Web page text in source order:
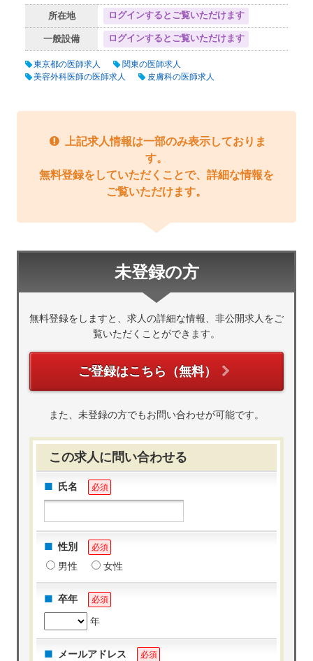
所在地 ログインするとご覧いただけます
一般設備 ログインするとご覧いただけます
東京都の医師求人
関東の医師求人
美容外科医師の医師求人
皮膚科の医師求人
上記求人情報は一部のみ表示しておりま
す。
無料登録をしていただくことで、詳細な情報を
ご覧いただけます。
未登録の方
無料登録をしますと、求人の詳細な情報、非公開求人をご
覧いただくことができます。
ご登録はこちら（無料）
また、未登録の方でもお問い合わせが可能です。
この求人に問い合わせる
氏名 必須
性別 必須
男性 女性
卒年 必須
年
メールアドレス 必須